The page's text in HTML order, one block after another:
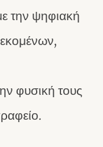
την ψηφιακή
φυσική τους